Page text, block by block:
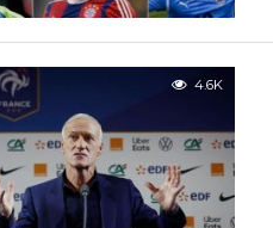
4.6K